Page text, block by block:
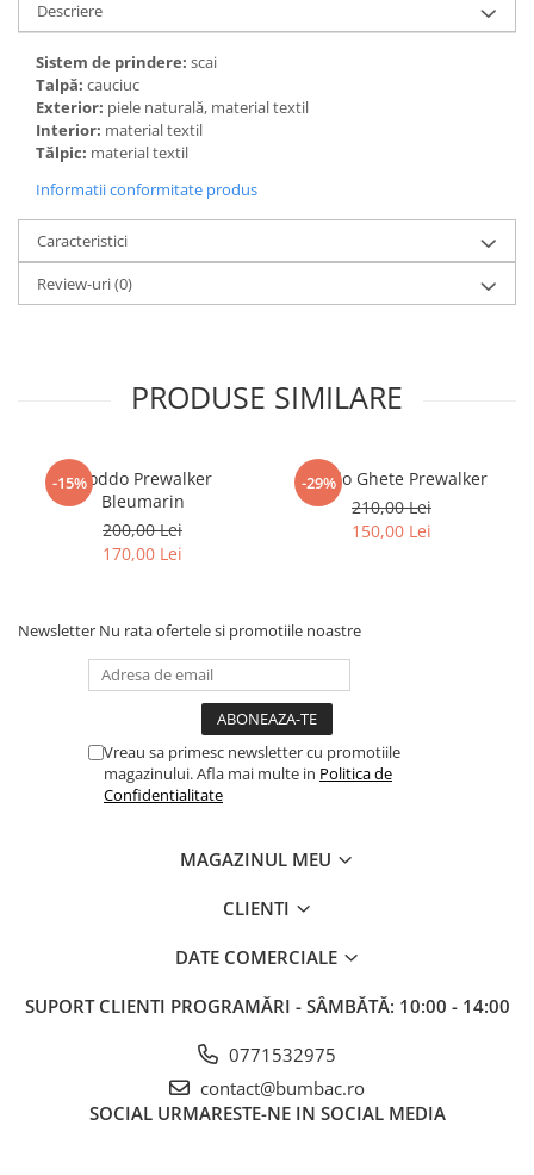
Descriere
Sistem de prindere: scai
Talpă: cauciuc
Exterior: piele naturală, material textil
Interior: material textil
Tălpic: material textil
Informatii conformitate produs
Caracteristici
Review-uri(0)
PRODUSE SIMILARE
-15%Froddo Prewalker
Bleumarin
200,00 Lei
170,00 Lei
-29%
Froddo Ghete Prewalker
210,00 Lei
150,00 Lei
Newsletter Nu rata ofertele si promotiile noastre
Vreau sa primesc newsletter cu promotiile
magazinului. Afla mai multe in Politica de
Confidentialitate
MAGAZINUL MEU
CLIENTI
DATE COMERCIALE
SUPORT CLIENTI PROGRAMĂRI - SÂMBĂTĂ: 10:00 - 14:00
0771532975
contact@bumbac.ro
SOCIAL URMARESTE-NE IN SOCIAL MEDIA